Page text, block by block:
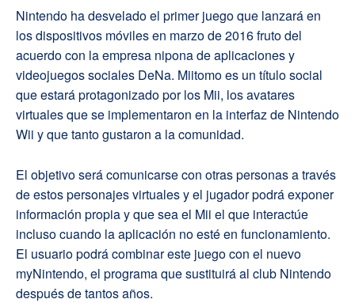
Nintendo ha desvelado el primer juego que lanzará en
los dispositivos móviles en marzo de 2016 fruto del
acuerdo con la empresa nipona de aplicaciones y
videojuegos sociales DeNa. Miitomo es un título social
que estará protagonizado por los Mii, los avatares
virtuales que se implementaron en la interfaz de Nintendo
Wii y que tanto gustaron a la comunidad.
El objetivo será comunicarse con otras personas a través
de estos personajes virtuales y el jugador podrá exponer
información propia y que sea el Mii el que interactúe
incluso cuando la aplicación no esté en funcionamiento.
El usuario podrá combinar este juego con el nuevo
myNintendo, el programa que sustituirá al club Nintendo
después de tantos años.